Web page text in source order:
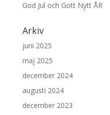
God Jul och Gott Nytt ÅR
Arkiv
juni 2025
maj 2025
december 2024
augusti 2024
december 2023